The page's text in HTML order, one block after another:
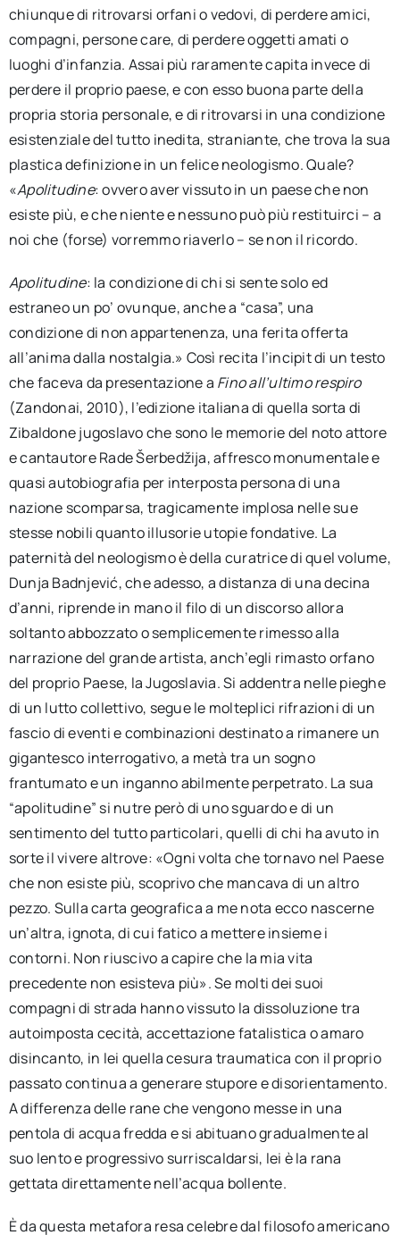
chiunque di ritrovarsi orfani o vedovi, di perdere amici,
compagni, persone care, di perdere oggetti amati o
luoghi d’infanzia. Assai più raramente capita invece di
perdere il proprio paese, e con esso buona parte della
propria storia personale, e di ritrovarsi in una condizione
esistenziale del tutto inedita, straniante, che trova la sua
plastica definizione in un felice neologismo. Quale?
«Apolitudine: ovvero aver vissuto in un paese che non
esiste più, e che niente e nessuno può più restituirci – a
noi che (forse) vorremmo riaverlo – se non il ricordo.
Apolitudine: la condizione di chi si sente solo ed
estraneo un po’ ovunque, anche a “casa”, una
condizione di non appartenenza, una ferita offerta
all’anima dalla nostalgia.» Così recita l’incipit di un testo
che faceva da presentazione a Fino all’ultimo respiro
(Zandonai, 2010), l’edizione italiana di quella sorta di
Zibaldone jugoslavo che sono le memorie del noto attore
e cantautore Rade Šerbedžija, affresco monumentale e
quasi autobiografia per interposta persona di una
nazione scomparsa, tragicamente implosa nelle sue
stesse nobili quanto illusorie utopie fondative. La
paternità del neologismo è della curatrice di quel volume,
Dunja Badnjević, che adesso, a distanza di una decina
d’anni, riprende in mano il filo di un discorso allora
soltanto abbozzato o semplicemente rimesso alla
narrazione del grande artista, anch’egli rimasto orfano
del proprio Paese, la Jugoslavia. Si addentra nelle pieghe
di un lutto collettivo, segue le molteplici rifrazioni di un
fascio di eventi e combinazioni destinato a rimanere un
gigantesco interrogativo, a metà tra un sogno
frantumato e un inganno abilmente perpetrato. La sua
“apolitudine” si nutre però di uno sguardo e di un
sentimento del tutto particolari, quelli di chi ha avuto in
sorte il vivere altrove: «Ogni volta che tornavo nel Paese
che non esiste più, scoprivo che mancava di un altro
pezzo. Sulla carta geografica a me nota ecco nascerne
un’altra, ignota, di cui fatico a mettere insieme i
contorni. Non riuscivo a capire che la mia vita
precedente non esisteva più». Se molti dei suoi
compagni di strada hanno vissuto la dissoluzione tra
autoimposta cecità, accettazione fatalistica o amaro
disincanto, in lei quella cesura traumatica con il proprio
passato continua a generare stupore e disorientamento.
A differenza delle rane che vengono messe in una
pentola di acqua fredda e si abituano gradualmente al
suo lento e progressivo surriscaldarsi, lei è la rana
gettata direttamente nell’acqua bollente.
È da questa metafora resa celebre dal filosofo americano